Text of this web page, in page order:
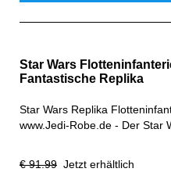
Star Wars
Fantastische Replika
Star Wars Replika
www.Jedi-Robe.de - Der Star
€ 91.99 Jetzt erhältlich